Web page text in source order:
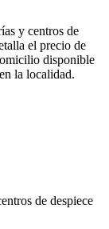
y centros de
el precio de
disponible
la localidad.
de despiece